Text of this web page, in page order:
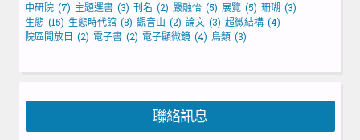
中研院 (7) 主題選書 (3) 刊名 (2) 嚴融怡 (5) 展覽 (5) 珊瑚 (3)
生態 (15) 生態時代館 (8) 觀音山 (2) 論文 (3) 超微結構 (4)
院區開放日 (2) 電子書 (2) 電子顯微鏡 (4) 鳥類 (3)
聯絡訊息